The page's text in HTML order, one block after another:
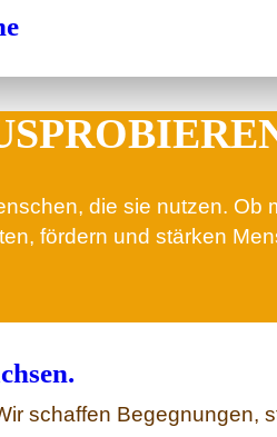
die sie nutzen. Ob
fördern und stärken
schaffen Begegnungen,